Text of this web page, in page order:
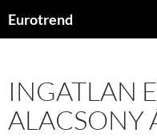
Eurotrend
INGATLAN
ALACSONY